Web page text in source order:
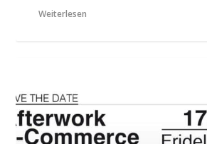
Weiterlesen